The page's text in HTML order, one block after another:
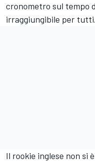
cronometro sul tempo
irraggiungibile per tutti.
Il rookie inglese non si